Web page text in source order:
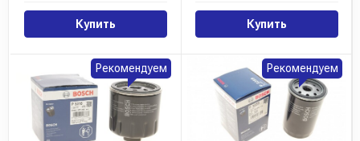
Купить Купить
Рекомендуем Рекомендуем